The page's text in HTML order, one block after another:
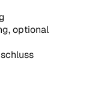
optional